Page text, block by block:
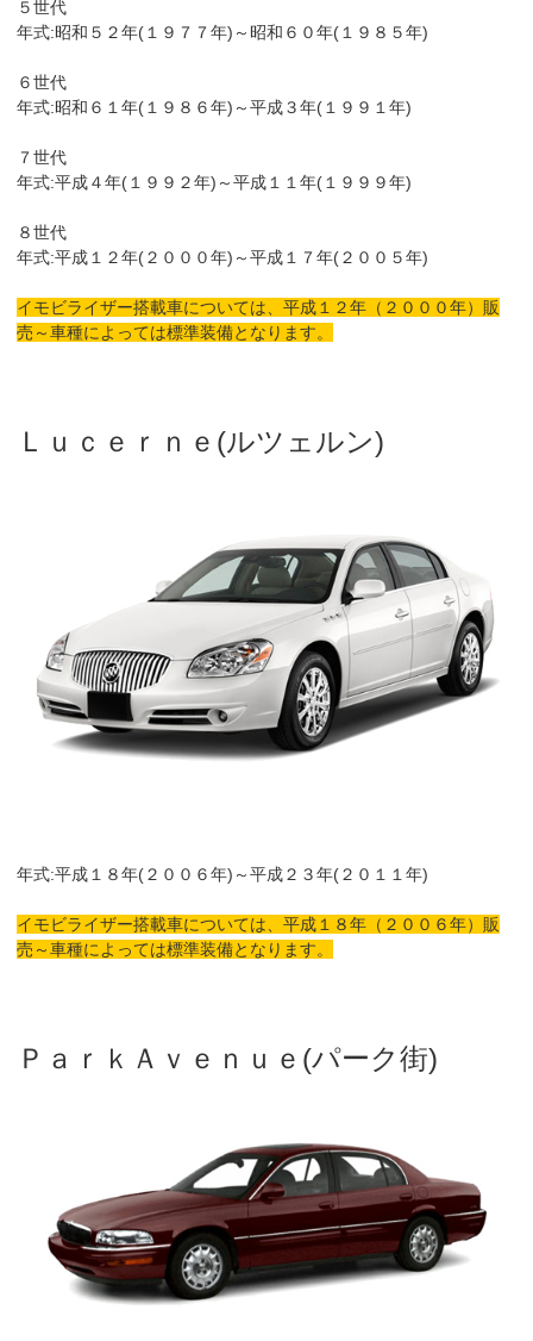
５世代
年式:昭和５２年(１９７７年)～昭和６０年(１９８５年)
６世代
年式:昭和６１年(１９８６年)～平成３年(１９９１年)
７世代
年式:平成４年(１９９２年)～平成１１年(１９９９年)
８世代
年式:平成１２年(２０００年)～平成１７年(２００５年)
イモビライザー搭載車については、平成１２年（２０００年）販
売～車種によっては標準装備となります。
Ｌｕｃｅｒｎｅ(ルツェルン)
年式:平成１８年(２００６年)～平成２３年(２０１１年)
イモビライザー搭載車については、平成１８年（２００６年）販
売～車種によっては標準装備となります。
ＰａｒｋＡｖｅｎｕｅ(パーク街)